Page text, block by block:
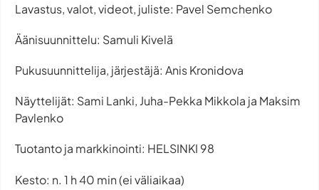
Lavastus, valot, videot, juliste: Pavel Semchenko
Äänisuunnittelu: Samuli Kivelä
Pukusuunnittelija, järjestäjä: Anis Kronidova
Näyttelijät: Sami Lanki, Juha-Pekka Mikkola ja Maksim
Pavlenko
Tuotanto ja markkinointi: HELSINKI 98
Kesto: n. 1 h 40 min (ei väliaikaa)